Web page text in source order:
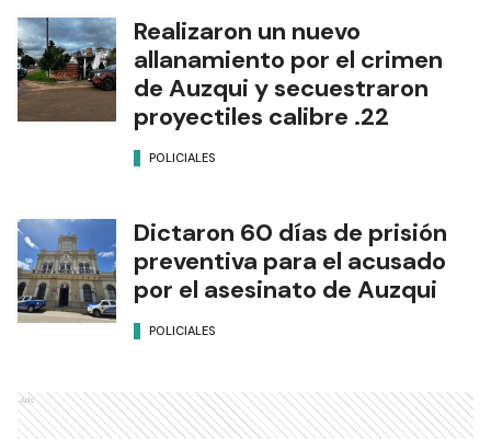
Realizaron un nuevo
allanamiento por el crimen
de Auzqui y secuestraron
proyectiles calibre .22
POLICIALES
Dictaron 60 días de prisión
preventiva para el acusado
por el asesinato de Auzqui
POLICIALES
Ads